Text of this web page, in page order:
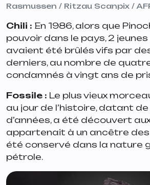
Rasmussen / Ritzau Scanpix /
Chili : En 1986, alors que
pouvoir dans le pays, 2 jeunes
avaient été brûlés vifs par
derniers, au nombre de
condamnés à vingt ans de
Fossile : Le plus vieux
au jour de l’histoire, datant
d’années, a été découvert aux
appartenait à un ancêtre
été conservé dans la nature
pétrole.